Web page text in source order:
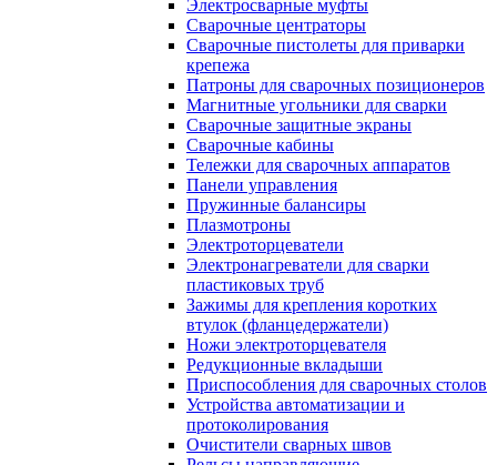
Электросварные муфты
Сварочные центраторы
Сварочные пистолеты для приварки
крепежа
Патроны для сварочных позиционеров
Магнитные угольники для сварки
Сварочные защитные экраны
Сварочные кабины
Тележки для сварочных аппаратов
Панели управления
Пружинные балансиры
Плазмотроны
Электроторцеватели
Электронагреватели для сварки
пластиковых труб
Зажимы для крепления коротких
втулок (фланцедержатели)
Ножи электроторцевателя
Редукционные вкладыши
Приспособления для сварочных столов
Устройства автоматизации и
протоколирования
Очистители сварных швов